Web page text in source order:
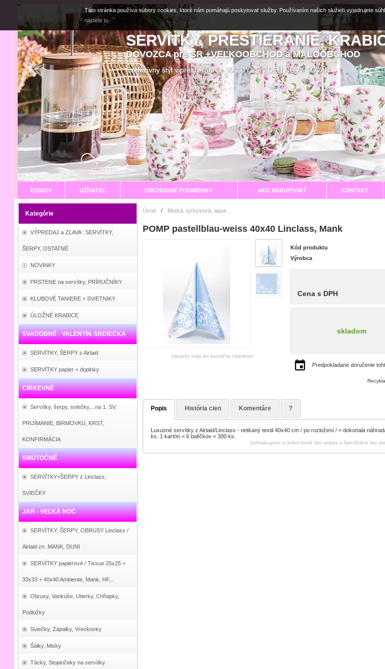
SERVÍTKY, PRESTIERANIE,
DOVOZCA pre SR +VEĽKOOBCHOD a MALOOBCHOD
Exkluzívny štýl v prestieraní KAŽDÝ TÝŽDEŇ NOVÝ TOVAR
DOMOV UŽÍVATEĽ OBCHODNÉ PODMIENKY AKO NAKUPOVAŤ KONTAKT
Kategórie
VÝPREDAJ a ZĽAVA : SERVÍTKY,
ŠERPY, OSTATNÉ
NOVINKY
PRSTENE na servítky, PRÍRUČNÍKY
KLUBOVÉ TANIERE + SVIETNIKY
ÚLOŽNÉ KRABICE
SVADOBNÉ - VALENTÍN-SRDIEČKA
SERVÍTKY, ŠERPY z Airlaid
SERVÍTKY papier + doplnky
CIRKEVNÉ
Servítky, šerpy, sviečky,...na 1. SV.
PRIJÍMANIE, BIRMOVKU, KRST,
KONFIRMÁCIA
SMÚTOČNÉ
SERVÍTKY+ŠERPY z Linclass,
SVIEČKY
JAR - VEĽKÁ NOC
SERVÍTKY, ŠERPY, OBRUSY Linclass /
Airlaid zn. MANK, DUNI
SERVÍTKY papierové / Tissue 25x25 +
33x33 + 40x40 Ambiente, Mank, HF,..
Obrusy, Vankúše, Utierky, Chňapky,
Podložky
Sviečky, Zápalky, Vreckovky
Šálky, Misky
Tácky, Stojančeky na servítky
Úvod / Modrá, tyrkysová, aqua
POMP pastellblau-weiss 40x40 Linclass, Mank
(obrázky majú len ilustračný charakter)
Kód produktu
Výrobca
Cena s DPH
skladom
Predpokladané doručenie
Popis História cien Komentáre ?
Luxusné servítky z Airlaid/Linclass - netkaný textil 40x40 cm / po rozložení / = dokonalá
ks. 1 kartón = 6 balíčkov = 300 ks.
(vyhradzujeme si právo meniť tieto popisy a špecifikácie bez
Táto stránka používa súbory cookies, ktoré nám pomáhajú poskytovať služby. Používaním našich služieb vyjadrujete
nájdete tu.